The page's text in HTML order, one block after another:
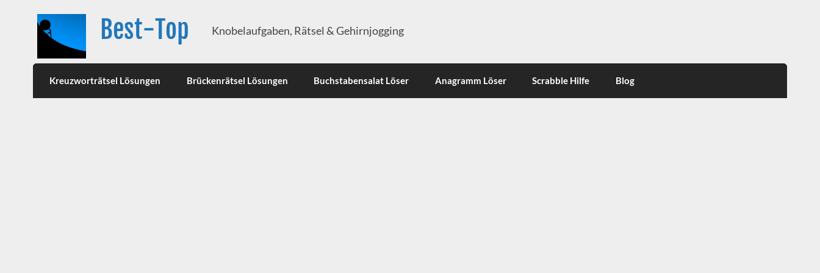
Best-Top Knobelaufgaben, Rätsel & Gehirnjogging
Kreuzworträtsel Lösungen Brückenrätsel Lösungen Buchstabensalat Löser Anagramm Löser Scrabble Hilfe Blog